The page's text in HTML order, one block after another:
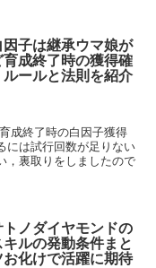
因子は継承ウマ娘が
育成終了時の獲得確
ールと法則を紹介
成終了時の白因子獲得
には試行回数が足りない
，裏取りをしましたので
トノダイヤモンドの
ルの発動条件まと
化けで活躍に期待